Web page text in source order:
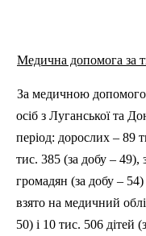
Медична допомога за
За медичною
осіб з Луганської та
період: дорослих – 89
тис. 385 (за добу – 49),
громадян (за добу –
взято на медичний
50) і 10 тис. 506 дітей